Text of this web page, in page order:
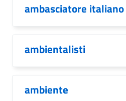
ambasciatore italiano
ambientalisti
ambiente